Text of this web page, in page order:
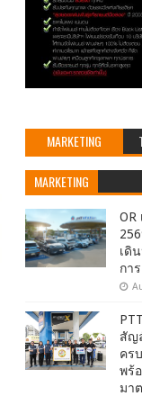
MARKETING
MARKETING
OR
เดิ
กา
สัญ
คร
พร้
มา